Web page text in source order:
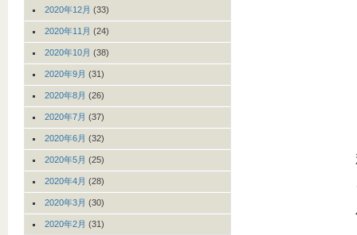
2020年12月 (33)
2020年11月 (24)
2020年10月 (38)
2020年9月 (31)
2020年8月 (26)
2020年7月 (37)
2020年6月 (32)
2020年5月 (25)
2020年4月 (28)
2020年3月 (30)
2020年2月 (31)